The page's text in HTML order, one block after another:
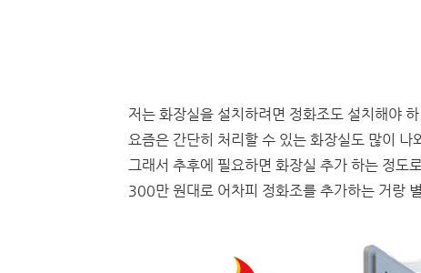
저는 화장실을 설치하려면 정화조도 설치해야
요즘은 간단히 처리할 수 있는 화장실도 많이 나
그래서 추후에 필요하면 화장실 추가 하는 정도
300만 원대로 어차피 정화조를 추가하는 거랑